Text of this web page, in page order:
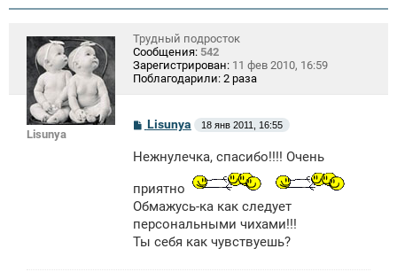
Lisunya
Трудный подросток
Сообщения: 542
Зарегистрирован: 11 фев 2010, 16:59
Поблагодарили: 2 раза
С
б
е
н
и
е
Lisunya 18 янв 2011, 16:55
Нежнулечка, спасибо!!!! Очень
приятно
Обмажусь-ка как следует
персональными чихами!!!
Ты себя как чувствуешь?